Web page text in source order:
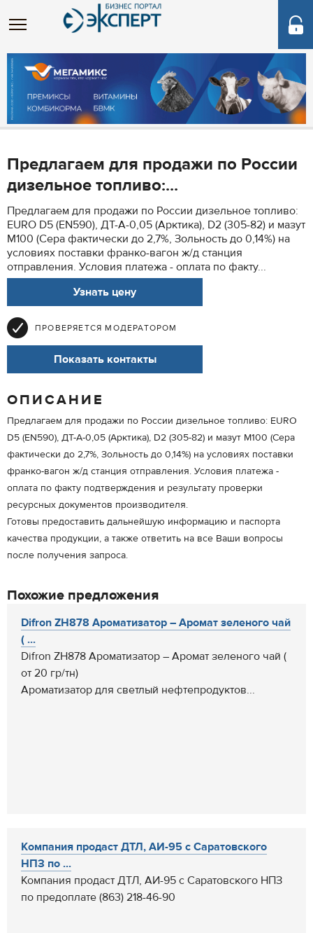
Предлагаем для продажи по России
дизельное топливо:...
Предлагаем для продажи по России дизельное топливо:
EURO D5 (EN590), ДТ-А-0,05 (Арктика), D2 (305-82) и мазут
М100 (Сера фактически до 2,7%, Зольность до 0,14%) на
условиях поставки франко-вагон ж/д станция
отправления. Условия платежа - оплата по факту...
Узнать цену
ПРОВЕРЯЕТСЯ МОДЕРАТОРОМ
Показать контакты
ОПИСАНИЕ
Предлагаем для продажи по России дизельное топливо: EURO
D5 (EN590), ДТ-А-0,05 (Арктика), D2 (305-82) и мазут М100 (Сера
фактически до 2,7%, Зольность до 0,14%) на условиях поставки
франко-вагон ж/д станция отправления. Условия платежа -
оплата по факту подтверждения и результату проверки
ресурсных документов производителя.
Готовы предоставить дальнейшую информацию и паспорта
качества продукции, а также ответить на все Ваши вопросы
после получения запроса.
Похожие предложения
Difron ZH878 Ароматизатор – Аромат зеленого чай
( ...
Difron ZH878 Ароматизатор – Аромат зеленого чай (
от 20 гр/тн)
Ароматизатор для светлый нефтепродуктов...
Компания продаст ДТЛ, АИ-95 с Саратовского
НПЗ по ...
Компания продаст ДТЛ, АИ-95 с Саратовского НПЗ
по предоплате (863) 218-46-90